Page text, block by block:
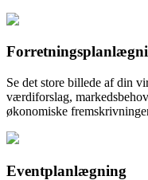
Se det store billede af din
værdiforslag,
økonomiske
Eventplanlægning